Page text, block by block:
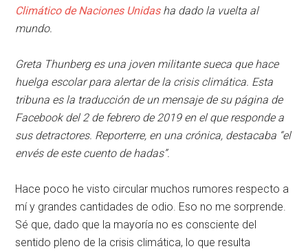
Climático de Naciones Unidasha dado la vuelta al
mundo.
Greta Thunberg es una joven militante sueca que hace
huelga escolar para alertar de la crisis climática. Esta
tribuna es la traducción de un mensaje de su página de
Facebook del 2 de febrero de 2019 en el que responde a
sus detractores. Reporterre, en una crónica, destacaba “el
envés de este cuento de hadas”.
Hace poco he visto circular muchos rumores respecto a
mí y grandes cantidades de odio. Eso no me sorprende.
Sé que, dado que la mayoría no es consciente del
sentido pleno de la crisis climática, lo que resulta